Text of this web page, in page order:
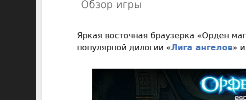
Обзор игры
Яркая восточная браузерка «Орден
популярной дилогии «Лига ангелов»